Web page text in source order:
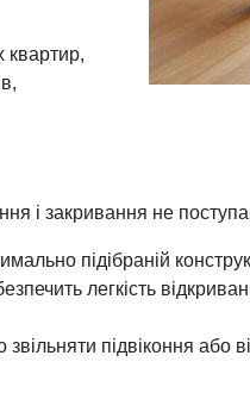
квартир,
і закривання не
підібраній
легкість
підвіконня або